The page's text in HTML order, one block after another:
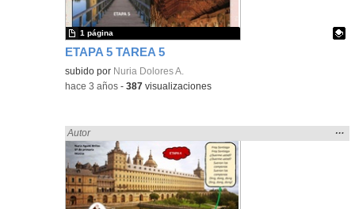
ETAPA 5 TAREA 5
Contenido educativo.
subido por Nuria Dolores A.
1 página
-hace 3 años -387 visualizaciones
Encontrado «brillo» en:
Autor
la
…